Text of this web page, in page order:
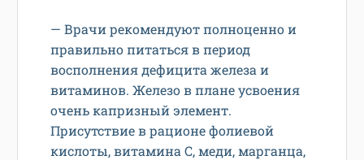
— Врачи рекомендуют полноценно и
правильно питаться в период
восполнения дефицита железа и
витаминов. Железо в плане усвоения
очень капризный элемент.
Присутствие в рационе фолиевой
кислоты, витамина С, меди, марганца,